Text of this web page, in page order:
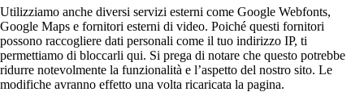
Utilizziamo anche diversi servizi esterni come Google Webfonts,
Google Maps e fornitori esterni di video. Poiché questi fornitori
possono raccogliere dati personali come il tuo indirizzo IP, ti
permettiamo di bloccarli qui. Si prega di notare che questo potrebbe
ridurre notevolmente la funzionalità e l’aspetto del nostro sito. Le
modifiche avranno effetto una volta ricaricata la pagina.